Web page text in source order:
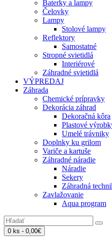
Baterky a lampy
Čelovky
Lampy
Stolové lampy
Reflektory
Samostatné
Stropné svietidlá
Interiérové
Záhradné svietidlá
VÝPREDAJ
Záhrada
Chemické prípravky
Dekorácia záhrad
Dekoračná kôra
Plastové
Umelé trávniky
Doplnky ku grilom
Variče a kartuše
Záhradné náradie
Náradie
Sekery
Záhradná
Zavlažovanie
Aqua program
0 ks - 0,00€